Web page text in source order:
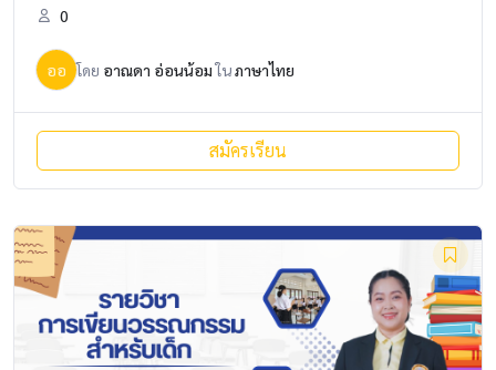
0
ออ โดย อาณดา อ่อนน้อมในภาษาไทย
สมัครเรียน